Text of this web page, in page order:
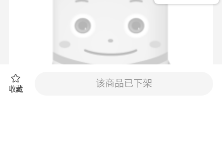
收藏
该商品已下架